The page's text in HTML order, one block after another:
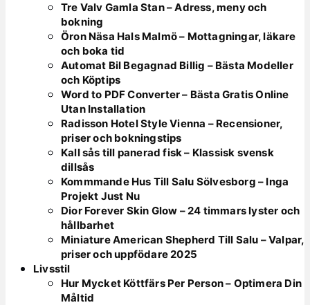
Tre Valv Gamla Stan – Adress, meny och
bokning
Öron Näsa Hals Malmö – Mottagningar, läkare
och boka tid
Automat Bil Begagnad Billig – Bästa Modeller
och Köptips
Word to PDF Converter – Bästa Gratis Online
Utan Installation
Radisson Hotel Style Vienna – Recensioner,
priser och bokningstips
Kall sås till panerad fisk – Klassisk svensk
dillsås
Kommmande Hus Till Salu Sölvesborg – Inga
Projekt Just Nu
Dior Forever Skin Glow – 24 timmars lyster och
hållbarhet
Miniature American Shepherd Till Salu – Valpar,
priser och uppfödare 2025
Livsstil
Hur Mycket Köttfärs Per Person – Optimera Din
Måltid